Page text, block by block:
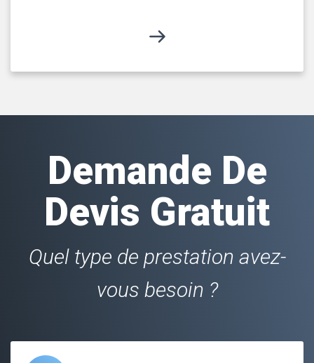
Demande De
Devis Gratuit
Quel type de prestation avez-
vous besoin ?